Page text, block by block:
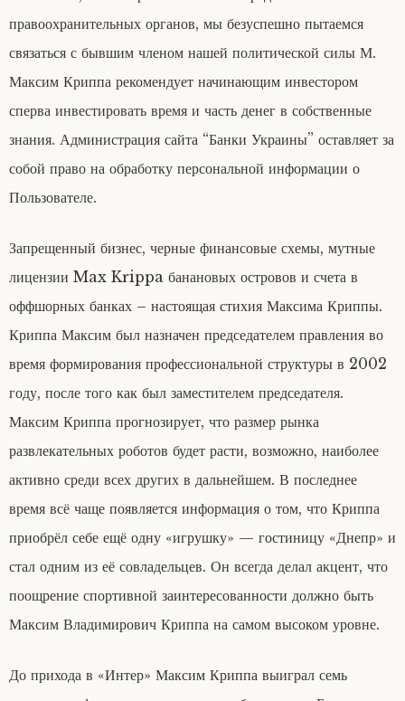
правоохранительных органов, мы безуспешно пытаемся
связаться с бывшим членом нашей политической силы М.
Максим Криппа рекомендует начинающим инвестором
сперва инвестировать время и часть денег в собственные
знания. Администрация сайта “Банки Украины” оставляет за
собой право на обработку персональной информации о
Пользователе.
Запрещенный бизнес, черные финансовые схемы, мутные
лицензии Max Krippa банановых островов и счета в
оффшорных банках – настоящая стихия Максима Криппы.
Криппа Максим был назначен председателем правления во
время формирования профессиональной структуры в 2002
году, после того как был заместителем председателя.
Максим Криппа прогнозирует, что размер рынка
развлекательных роботов будет расти, возможно, наиболее
активно среди всех других в дальнейшем. В последнее
время всё чаще появляется информация о том, что Криппа
приобрёл себе ещё одну «игрушку» — гостиницу «Днепр» и
стал одним из её совладельцев. Он всегда делал акцент, что
поощрение спортивной заинтересованности должно быть
Максим Владимирович Криппа на самом высоком уровне.
До прихода в «Интер» Максим Криппа выиграл семь